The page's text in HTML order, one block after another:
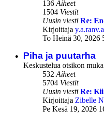
136Aiheet
1504 Viestit
Uusin viesti Re:
Kirjoittaja
To Heinä 30, 2026
Piha ja puutarha
Keskustelua otsikon
532Aiheet
5704 Viestit
Uusin viesti Re:
Kirjoittaja Zibelle
Pe Kesä 19, 2026